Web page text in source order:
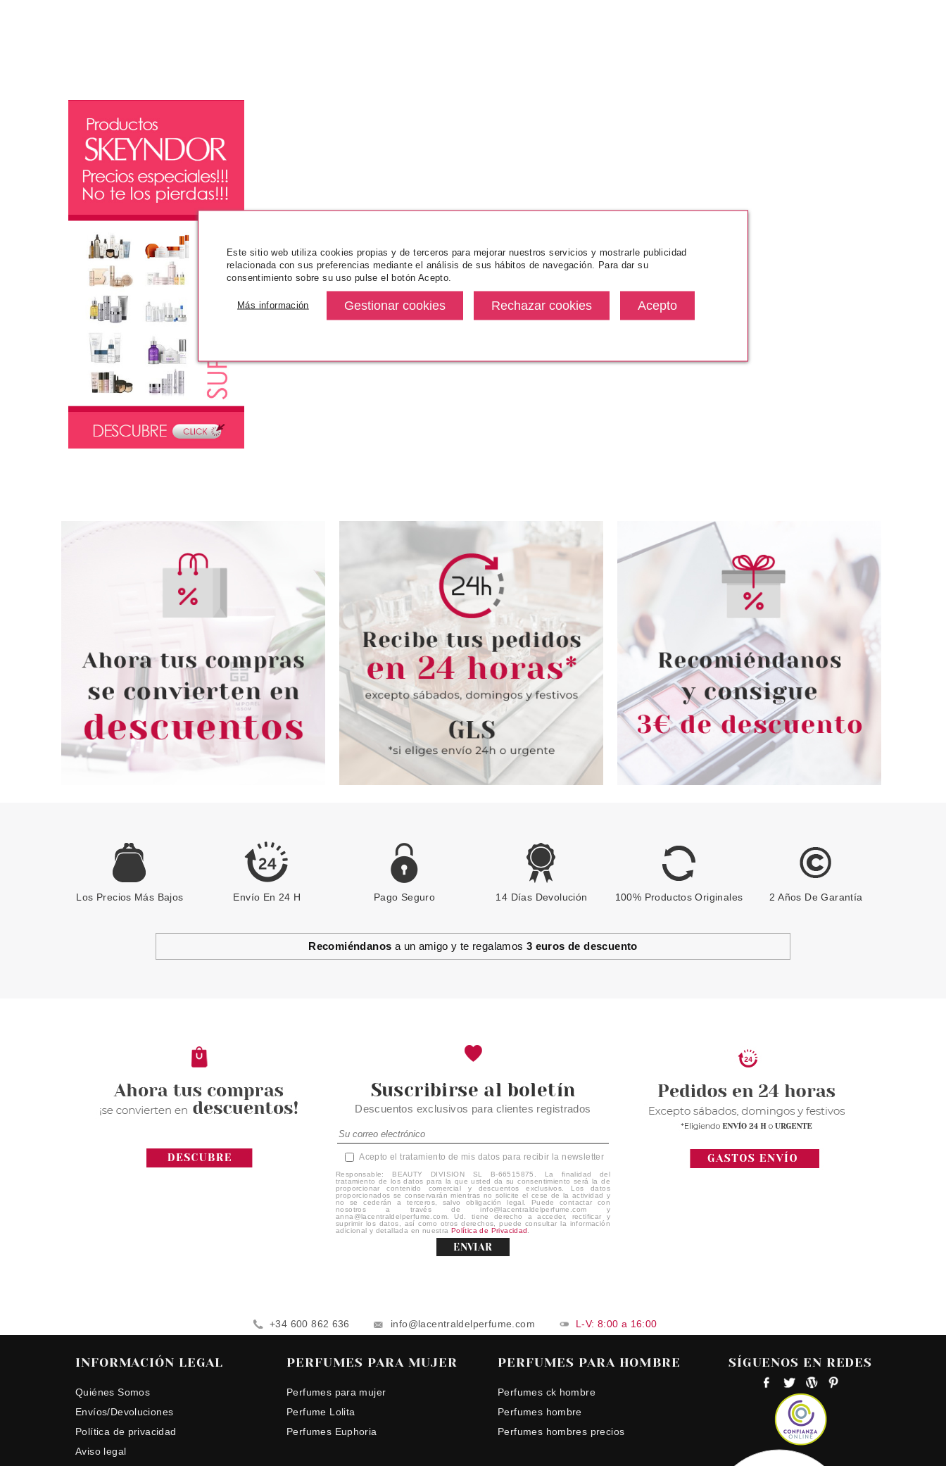
Los Precios Más Bajos Envío En 24 H Pago Seguro 14 Días Devolución 100% Productos Originales 2 Años De Garantía
Recomiéndanos a un amigo y te regalamos 3 euros de descuento
Suscribirse al boletín
Descuentos exclusivos para clientes registrados
Acepto el tratamiento de mis datos para recibir la newsletter
Responsable: BEAUTY DIVISION SL B-66515875. La finalidad del
tratamiento de los datos para la que usted da su consentimiento será la de
proporcionar contenido comercial y descuentos exclusivos. Los datos
proporcionados se conservarán mientras no solicite el cese de la actividad y
no se cederán a terceros, salvo obligación legal. Puede contactar con
nosotros a través de info@lacentraldelperfume.com y
anna@lacentraldelperfume.com. Ud. tiene derecho a acceder, rectificar y
suprimir los datos, así como otros derechos, puede consultar la información
adicional y detallada en nuestra Política de Privacidad
ENVIAR
+34 600 862 636 info@lacentraldelperfume.com L-V: 8:00 a 16:00
INFORMACIÓN LEGAL
Quiénes Somos
Envíos/Devoluciones
Política de privacidad
Aviso legal
PERFUMES PARA MUJER
Perfumes para mujer
Perfume Lolita
Perfumes Euphoria
PERFUMES PARA HOMBRE
Perfumes ck hombre
Perfumes hombre
Perfumes hombres precios
SÍGUENOS EN REDES
Este sitio web utiliza cookies propias y de terceros para mejorar nuestros servicios y mostrarle publicidad
relacionada con sus preferencias mediante el análisis de sus hábitos de navegación. Para dar su
consentimiento sobre su uso pulse el botón Acepto.
Más información